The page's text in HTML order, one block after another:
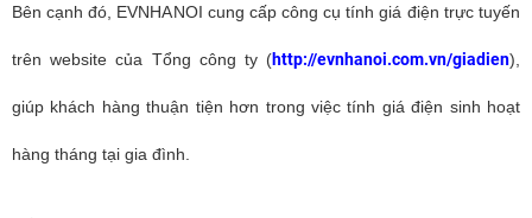
Bên cạnh đó, EVNHANOI cung cấp công cụ tính giá điện trực tuyến
trên website của Tổng công ty (http://evnhanoi.com.vn/giadien),
giúp khách hàng thuận tiện hơn trong việc tính giá điện sinh hoạt
hàng tháng tại gia đình.